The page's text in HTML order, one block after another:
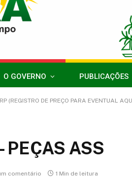
O GOVERNO PUBLICAÇÕES
DE PREÇO PARA EVENTUAL
PEÇAS ASS
comentário 1 Min de leitura